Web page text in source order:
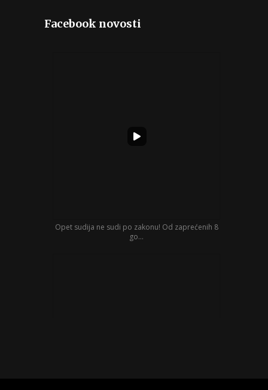
Facebook novosti
Opet sudija ne sudi po zakonu! Od zaprećenih 8
go...